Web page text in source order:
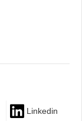
Linkedin